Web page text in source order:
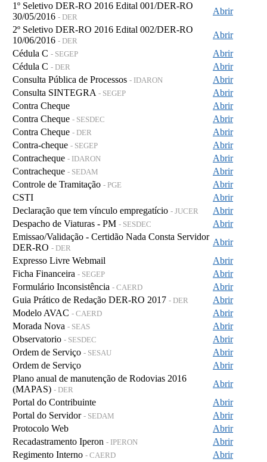
1º Seletivo DER-RO 2016 Edital 001/DER-RO
30/05/2016 - DER
Abrir
2º Seletivo DER-RO 2016 Edital 002/DER-RO
10/06/2016 - DER
Abrir
Cédula C - SEGEP
Abrir
Cédula C - DER
Abrir
Consulta Pública de Processos - IDARON
Abrir
Consulta SINTEGRA - SEGEP
Abrir
Contra Cheque
Abrir
Contra Cheque - SESDEC
Abrir
Contra Cheque - DER
Abrir
Contra-cheque - SEGEP
Abrir
Contracheque - IDARON
Abrir
Contracheque - SEDAM
Abrir
Controle de Tramitação - PGE
Abrir
CSTI
Abrir
Declaração que tem vínculo empregatício - JUCER
Abrir
Despacho de Viaturas - PM - SESDEC
Abrir
Emissao/Validação - Certidão Nada Consta Servidor
DER-RO - DER
Abrir
Expresso Livre Webmail
Abrir
Ficha Financeira - SEGEP
Abrir
Formulário Inconsistência - CAERD
Abrir
Guia Prático de Redação DER-RO 2017 - DER
Abrir
Modelo AVAC - CAERD
Abrir
Morada Nova - SEAS
Abrir
Observatorio - SESDEC
Abrir
Ordem de Serviço - SESAU
Abrir
Ordem de Serviço
Abrir
Plano anual de manutenção de Rodovias 2016
(MAPAS) - DER
Abrir
Portal do Contribuinte
Abrir
Portal do Servidor - SEDAM
Abrir
Protocolo Web
Abrir
Recadastramento Iperon - IPERON
Abrir
Regimento Interno - CAERD
Abrir